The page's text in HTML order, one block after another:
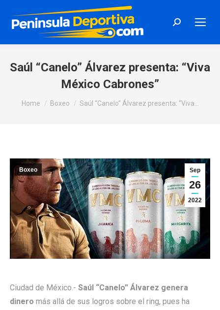
Search:
Saúl “Canelo” Álvarez presenta: “Viva
México Cabrones”
You are here:
Home Boxeo Saúl “Canelo” Álvarez presenta: “Viva…
Sep
26
2022
Boxeo
Ciudad de México.- Saúl “Canelo” Álvarez genera
dinero más allá de sus logros sobre el ring, pues ha